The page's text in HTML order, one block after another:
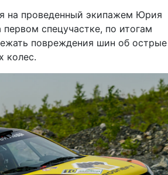
на проведенный экипажем Юрия
спецучастке, по итогам
повреждения шин об острые
колес.